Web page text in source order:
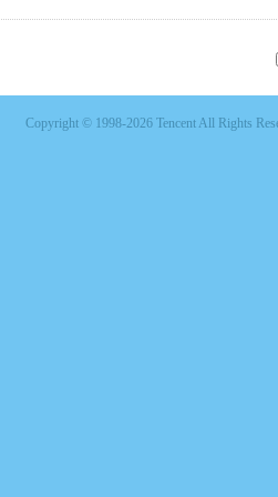
Copyright © 1998-2026 Tencent All Rights